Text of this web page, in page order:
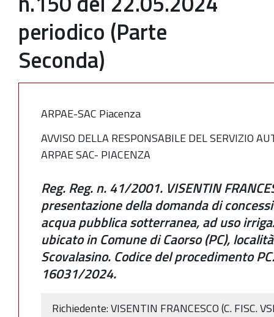
periodico (Parte
Seconda)
ARPAE-SAC Piacenza
AVVISO DELLA RESPONSABILE DEL SERVIZIO
ARPAE SAC- PIACENZA
Reg. Reg. n. 41/2001. VISENTIN
presentazione della domanda di
acqua pubblica sotterranea, ad uso
ubicato in Comune di Caorso (PC),
Scovalasino. Codice del procedimento
16031/2024.
Richiedente: VISENTIN FRANCESCO (C. FISC.